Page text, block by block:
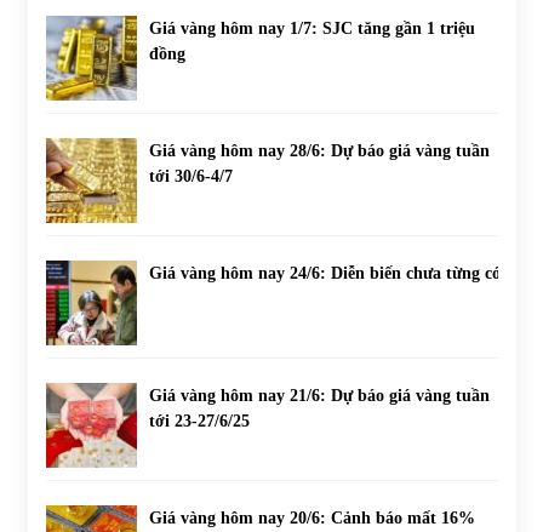
Giá vàng hôm nay 1/7: SJC tăng gần 1 triệu
đồng
Giá vàng hôm nay 28/6: Dự báo giá vàng tuần
tới 30/6-4/7
Giá vàng hôm nay 24/6: Diễn biến chưa từng có
Giá vàng hôm nay 21/6: Dự báo giá vàng tuần
tới 23-27/6/25
Giá vàng hôm nay 20/6: Cảnh báo mất 16%